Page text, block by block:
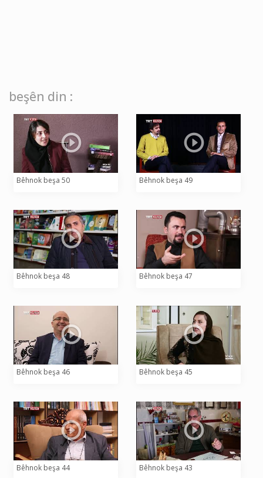
beşên din :
Bêhnok beşa 50 Bêhnok beşa 49
Bêhnok beşa 48 Bêhnok beşa 47
Bêhnok beşa 46 Bêhnok beşa 45
Bêhnok beşa 44 Bêhnok beşa 43